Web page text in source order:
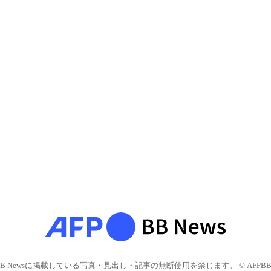
Newsに掲載している写真・見出し・記事の無断使用を禁じます。 © AFPBB